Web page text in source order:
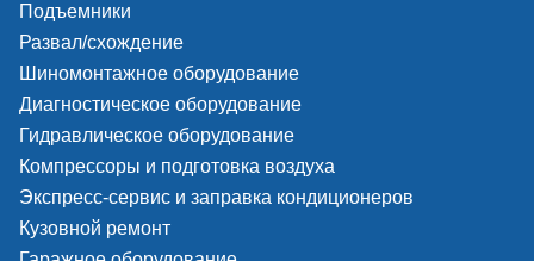
Подъемники
Развал/схождение
Шиномонтажное оборудование
Диагностическое оборудование
Гидравлическое оборудование
Компрессоры и подготовка воздуха
Экспресс-сервис и заправка кондиционеров
Кузовной ремонт